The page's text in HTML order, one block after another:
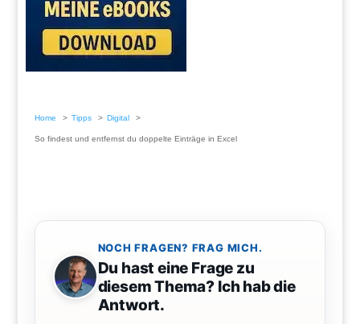
Home Tipps Digital
So findest und entfernst du doppelte Einträge in Excel
NOCH FRAGEN? FRAG MICH.
Du hast eine Frage zu
diesem Thema? Ich hab die
Antwort.